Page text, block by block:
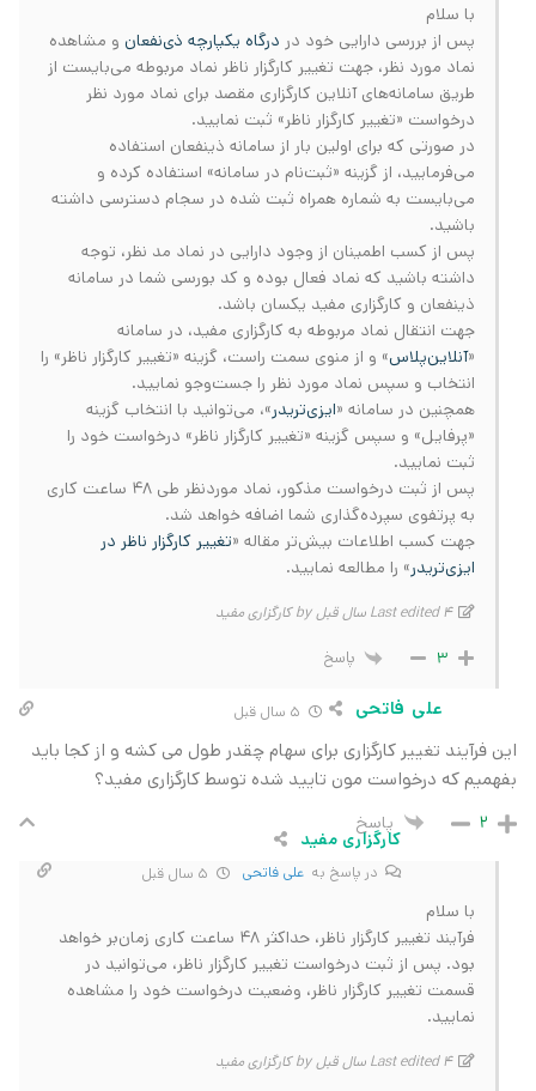
با سلام
پس از بررسی دارایی خود در درگاه یکپارچه ذی‌نفعان و مشاهده
نماد مورد نظر، جهت تغییر کارگزار ناظر نماد مربوطه می‌بایست از
طریق سامانه‌های آنلاین کارگزاری مقصد برای نماد مورد نظر
درخواست «تغییر کارگزار ناظر» ثبت نمایید.
در صورتی که برای اولین بار از سامانه ذینفعان استفاده
می‌فرمایید، از گزینه «ثبت‌نام در سامانه» استفاده کرده و
می‌بایست به شماره همراه ثبت شده در سجام دسترسی داشته
باشید.
پس از کسب اطمینان از وجود دارایی در نماد مد نظر، توجه
داشته باشید که نماد فعال بوده و کد بورسی شما در سامانه
ذینفعان و کارگزاری مفید یکسان باشد.
جهت انتقال نماد مربوطه به کارگزاری مفید، در سامانه
«آنلاین‌پلاس» و از منوی سمت راست، گزینه «تغییر کارگزار ناظر» را
انتخاب و سپس نماد مورد نظر را جست‌وجو نمایید.
همچنین در سامانه «ایزی‌تریدر»، می‌توانید با انتخاب گزینه
«پرفایل» و سپس گزینه «تغییر کارگزار ناظر» درخواست خود را
ثبت نمایید.
پس از ثبت درخواست مذکور، نماد موردنظر طی 48 ساعت کاری
به پرتفوی سپرده‌گذاری شما اضافه خواهد شد.
جهت کسب اطلاعات بیش‌تر مقاله «تغییر کارگزار ناظر در
ایزی‌تریدر» را مطالعه نمایید.
Last edited 4 سال قبل by کارگزاری مفید
3 پاسخ
علی فاتحی
این فرآیند تغییر کارگزاری برای سهام چقدر طول می کشه و از کجا باید
بفهمیم که درخواست مون تایید شده توسط کارگزاری مفید؟
2 پاسخ
کارگزاری مفید
در پاسخ به علی فاتحی
با سلام
فرآیند تغییر کارگزار ناظر، حداکثر 48 ساعت کاری زمان‌بر خواهد
بود. پس از ثبت درخواست تغییر کارگزار ناظر، می‌‎توانید در
قسمت تغییر کارگزار ناظر، وضعیت درخواست خود را مشاهده
نمایید.
Last edited 4 سال قبل by کارگزاری مفید